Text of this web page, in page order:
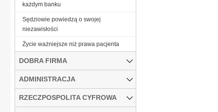
każdym banku
Sędziowie powiedzą o swojej
niezawisłości
Życie ważniejsze niż prawa pacjenta
DOBRA FIRMA
ADMINISTRACJA
RZECZPOSPOLITA CYFROWA